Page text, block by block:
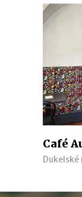
Café